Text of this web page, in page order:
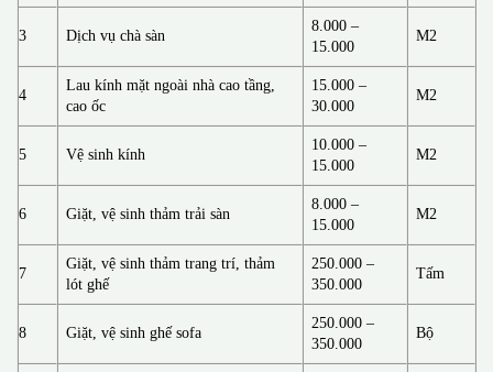
3 Dịch vụ chà sàn
8.000 –
15.000
M2
4
Lau kính mặt ngoài nhà cao tầng,
cao ốc
15.000 –
30.000
M2
5 Vệ sinh kính
10.000 –
15.000
M2
6 Giặt, vệ sinh thảm trải sàn
8.000 –
15.000
M2
7
Giặt, vệ sinh thảm trang trí, thảm
lót ghế
250.000 –
350.000
Tấm
8 Giặt, vệ sinh ghế sofa
250.000 –
350.000
Bộ